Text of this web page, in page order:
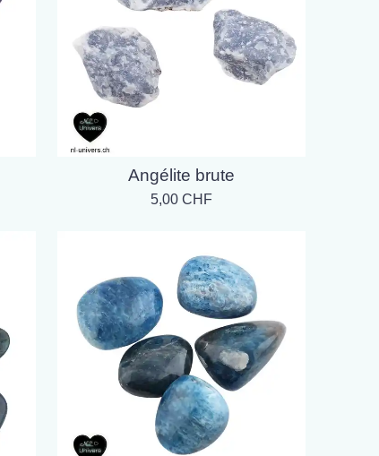
Angélite brute
5,00 CHF